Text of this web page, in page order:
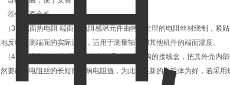
④使用寿命长。
（3）端面热电阻 端面热电阻感温元件由特殊处理的电阻丝材绕制，紧
地反映被测端面的实际温度，适用于测量轴瓦和其他机件的端面温度。
（4）隔爆型热电阻 隔爆型热电阻通过特殊结构的接线盒，把其外壳内
然要改变电阻丝的长短而影响电阻值，为此更换新的电阻体为好，若采用